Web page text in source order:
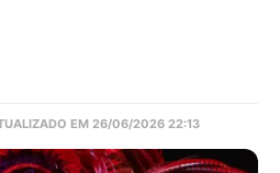
EM 26/06/2026 22:13